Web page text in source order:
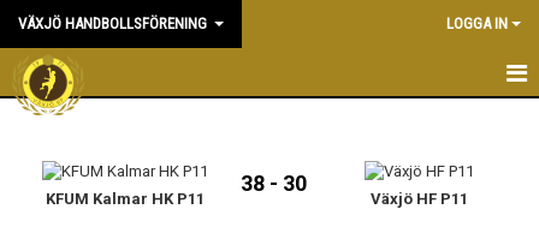
VÄXJÖ HANDBOLLSFÖRENING LOGGA IN
HEM
NYHETER
KFUM Kalmar HK P11
38 - 30
Växjö HF P11